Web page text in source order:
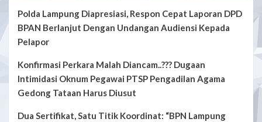
“Lembaga
Fiktif”
Polda Lampung Diapresiasi, Respon Cepat Laporan DPD
BPAN Berlanjut Dengan Undangan Audiensi Kepada
Pelapor
Konfirmasi Perkara Malah Diancam..??? Dugaan
Intimidasi Oknum Pegawai PTSP Pengadilan Agama
Gedong Tataan Harus Diusut
Dua Sertifikat, Satu Titik Koordinat: “BPN Lampung